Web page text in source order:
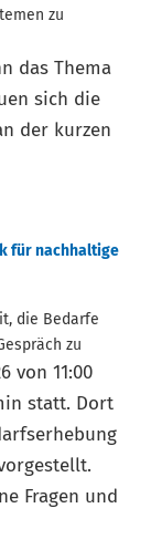
zu
das Thema
sich die
der kurzen
für nachhaltige
die Bedarfe
zu
von 11:00
statt. Dort
Fragen und